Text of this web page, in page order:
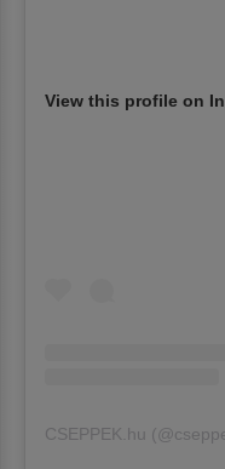
View this profile on
CSEPPEK.hu (@